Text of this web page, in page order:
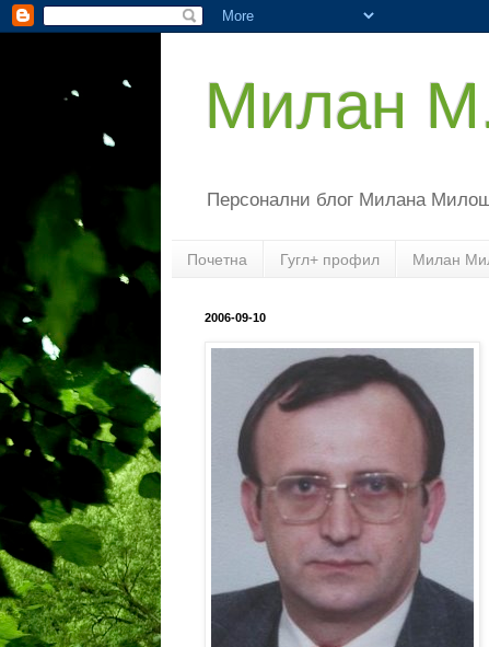
Милан
Персонални блог Милана
Почетна Гугл+ профил Милан
2006-09-10